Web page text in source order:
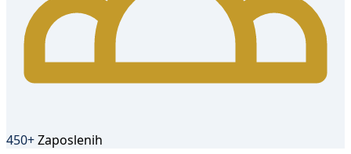
450+ Zaposlenih